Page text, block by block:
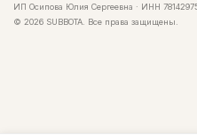
ИП Осипова Юлия Сергеевна · ИНН
© 2026 SUBBOTA. Все права защищены.